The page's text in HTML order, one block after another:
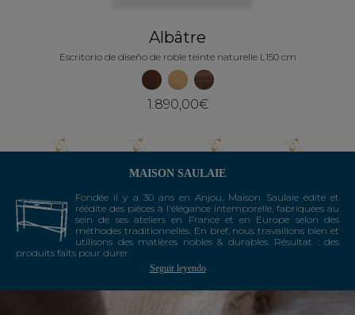
Albâtre
Escritorio de diseño de roble teinte naturelle L150 cm
1.890,00€
MAISON SAULAIE
Fondée il y a 30 ans en Anjou, Maison Saulaie édite et
réédite des pièces à l'élégance intemporelle, fabriquées au
sein de ses ateliers en France et en Europe selon des
méthodes traditionnelles. En bref, nous travaillons bien et
utilisons des matières nobles & durables. Résultat : des
produits faits pour durer.
Seguir leyendo